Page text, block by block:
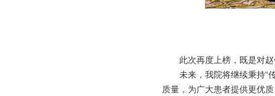
此次再度上榜，既是对
未来，我院将继续秉持“
质量，为广大患者提供更优